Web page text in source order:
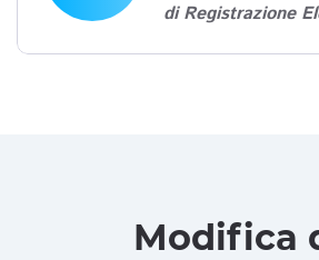
di Registrazione
Modifica